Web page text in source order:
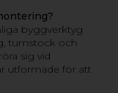
byggverktyg
tumstock och
sig vid
utformade för att